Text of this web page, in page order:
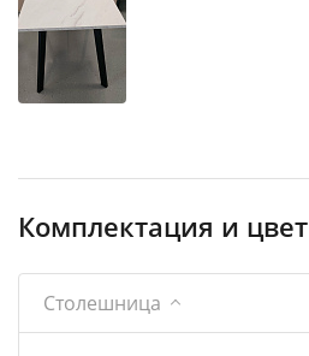
Комплектация и цвет
Столешница